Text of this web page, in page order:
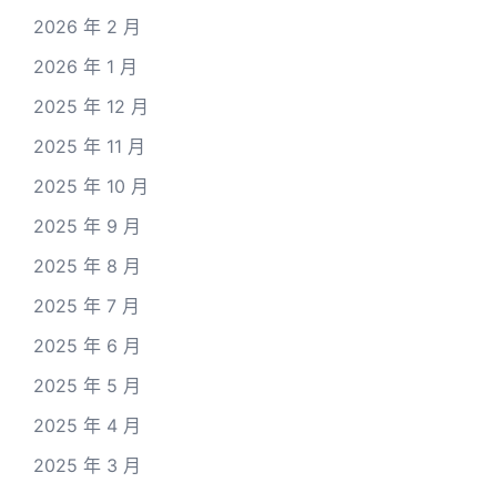
2026 年 2 月
2026 年 1 月
2025 年 12 月
2025 年 11 月
2025 年 10 月
2025 年 9 月
2025 年 8 月
2025 年 7 月
2025 年 6 月
2025 年 5 月
2025 年 4 月
2025 年 3 月